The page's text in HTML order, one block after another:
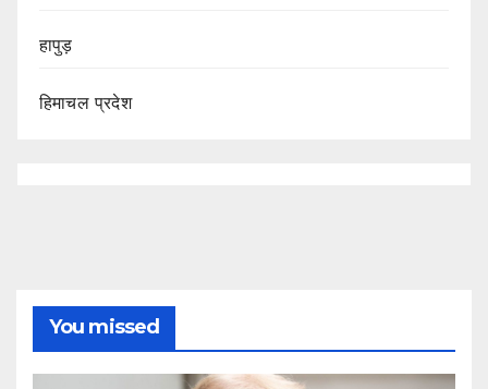
हापुड़
हिमाचल प्रदेश
You missed